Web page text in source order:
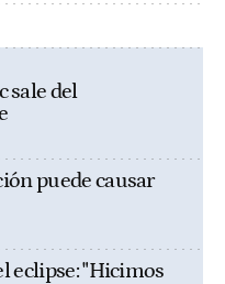
sale del
puede causar
eclipse: "Hicimos